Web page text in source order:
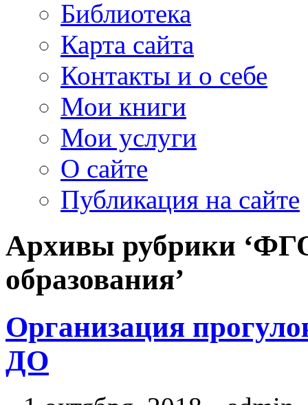
Библиотека
Карта сайта
Контакты и о себе
Мои книги
Мои услуги
О сайте
Публикация на сайте
Архивы рубрики
образования’
Организация
ДО